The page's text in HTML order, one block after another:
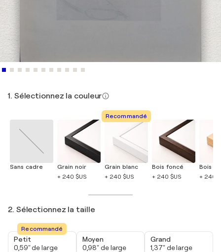
1. Sélectionnez la couleur
Sans cadre
Grain noir
+ 240 $US
Recommandé
Grain blanc
+ 240 $US
Bois foncé
+ 240 $US
Bois
+ 240
2. Sélectionnez la taille
Recommandé
Petit
0,59" de large
Moyen
0,98" de large
Grand
1,37" de large